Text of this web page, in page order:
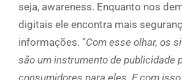
seja, awareness. Enquanto nos
digitais ele encontra mais
informações. “Com esse olhar, os
são um instrumento de publicidade